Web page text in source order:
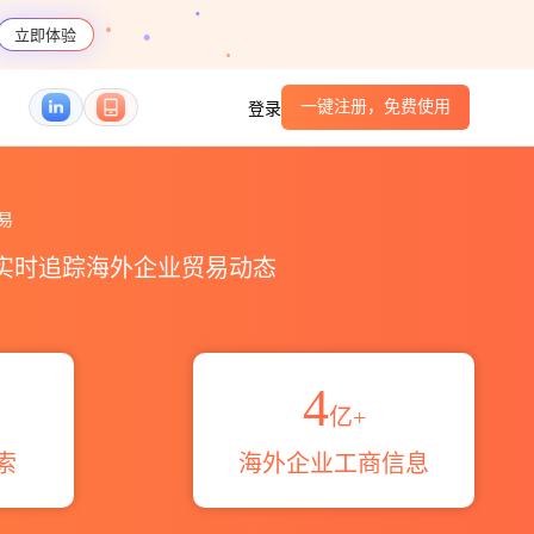
立即体验
登录 一键注册，免费使用
时追踪海外企业贸易动态
4亿+
海外企业工商信息